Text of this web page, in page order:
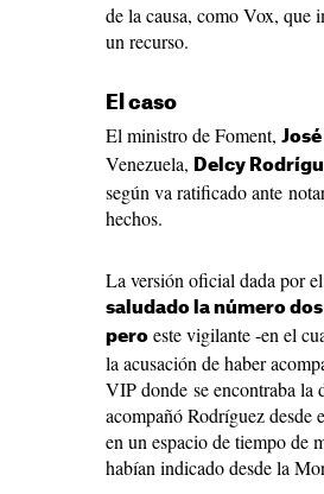
de la causa, como Vox, que
un recurso.
El caso
El ministro de Foment,
Venezuela, Delcy
según va ratificado ante
hechos.
La versión oficial dada por
saludado la número
pero este vigilante -en el
la acusación de haber
VIP donde se encontraba la
acompañó Rodríguez desde
en un espacio de tiempo de
habían indicado desde la